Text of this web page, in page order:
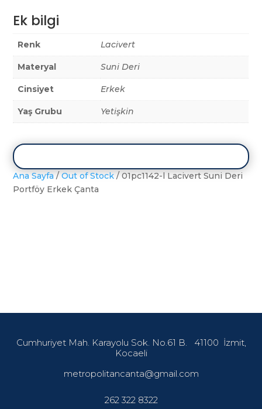
Ek bilgi
Renk Lacivert
Materyal Suni Deri
Cinsiyet Erkek
Yaş Grubu Yetişkin
Ana Sayfa /Out of Stock / 01pc1142-l Lacivert Suni Deri
Portföy Erkek Çanta
Cumhuriyet Mah. Karayolu Sok. No.61 B. 41100 İzmit,
Kocaeli
metropolitancanta@gmail.com
262 322 8322